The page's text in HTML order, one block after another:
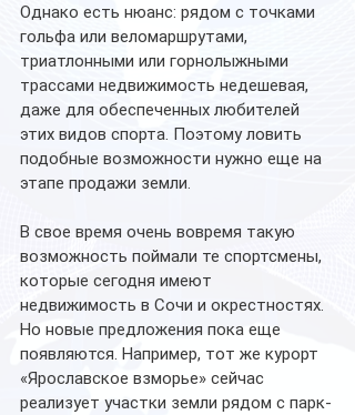
Однако есть нюанс: рядом с точками
гольфа или веломаршрутами,
триатлонными или горнолыжными
трассами недвижимость недешевая,
даже для обеспеченных любителей
этих видов спорта. Поэтому ловить
подобные возможности нужно еще на
этапе продажи земли.
В свое время очень вовремя такую
возможность поймали те спортсмены,
которые сегодня имеют
недвижимость в Сочи и окрестностях.
Но новые предложения пока еще
появляются. Например, тот же курорт
«Ярославское взморье» сейчас
реализует участки земли рядом с парк-